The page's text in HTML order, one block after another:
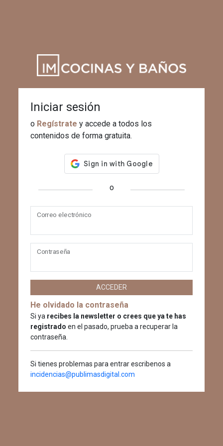
Iniciar sesión
o Regístrate y accede a todos los
contenidos de forma gratuita.
o
Correo electrónico
Contraseña
ACCEDER
He olvidado la contraseña
Si ya recibes la newsletter o crees que ya te has
registrado en el pasado, prueba a recuperar la
contraseña.
Si tienes problemas para entrar escribenos a
incidencias@publimasdigital.com